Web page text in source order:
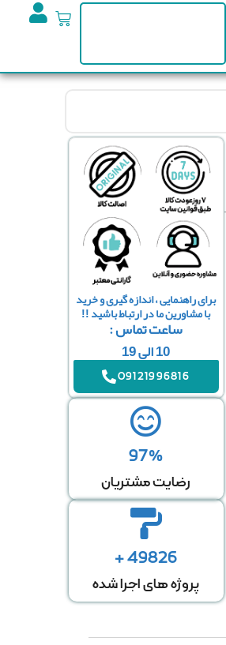
برای راهنمایی ، اندازه گیری و خرید
با مشاورین ما در ارتباط باشید !!
ساعت تماس :
10 الی 19
09121996816
97%
رضایت مشتریان
49826 +
پروژه های اجرا شده